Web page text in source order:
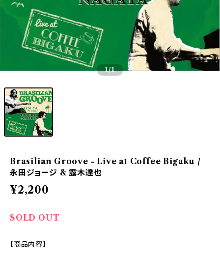
1/1
Brasilian Groove - Live at Coffee Bigaku /
永田ジョージ & 露木達也
¥2,200
SOLD OUT
【商品内容】